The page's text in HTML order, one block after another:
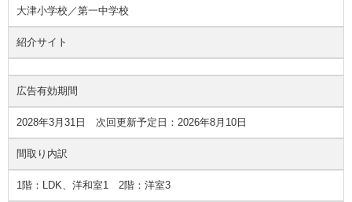
大津小学校／第一中学校
紹介サイト
広告有効期間
2028年3月31日 次回更新予定日：2026年8月10日
間取り内訳
1階：LDK、洋和室1 2階：洋室3